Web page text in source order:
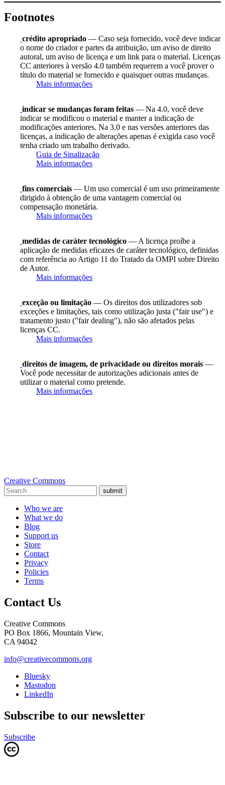
Footnotes
crédito apropriado — Caso seja fornecido, você deve indicar
o nome do criador e partes da atribuição, um aviso de direito
autoral, um aviso de licença e um link para o material. Licenças
CC anteriores à versão 4.0 também requerem a você prover o
título do material se fornecido e quaisquer outras mudanças.
Mais informações
indicar se mudanças foram feitas — Na 4.0, você deve
indicar se modificou o material e manter a indicação de
modificações anteriores. Na 3.0 e nas versões anteriores das
licenças, a indicação de alterações apenas é exigida caso você
tenha criado um trabalho derivado.
Guia de Sinalização
Mais informações
fins comerciais — Um uso comercial é um uso primeiramente
dirigido à obtenção de uma vantagem comercial ou
compensação monetária.
Mais informações
medidas de caráter tecnológico — A licença proíbe a
aplicação de medidas eficazes de caráter tecnológico, definidas
com referência ao Artigo 11 do Tratado da OMPI sobre Direito
de Autor.
Mais informações
exceção ou limitação — Os direitos dos utilizadores sob
exceções e limitações, tais como utilização justa ("fair use") e
tratamento justo ("fair dealing"), não são afetados pelas
licenças CC.
Mais informações
direitos de imagem, de privacidade ou direitos morais —
Você pode necessitar de autorizações adicionais antes de
utilizar o material como pretende.
Mais informações
Creative Commons
submit
Who we are
What we do
Blog
Support us
Store
Contact
Privacy
Policies
Terms
Contact Us
Creative Commons
PO Box 1866, Mountain View,
CA 94042
info@creativecommons.org
Bluesky
Mastodon
LinkedIn
Subscribe to our newsletter
Subscribe